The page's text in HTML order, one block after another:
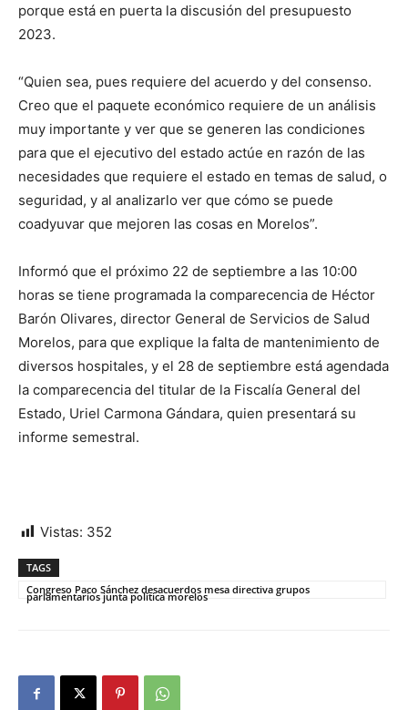
porque está en puerta la discusión del presupuesto
2023.
“Quien sea, pues requiere del acuerdo y del consenso.
Creo que el paquete económico requiere de un análisis
muy importante y ver que se generen las condiciones
para que el ejecutivo del estado actúe en razón de las
necesidades que requiere el estado en temas de salud, o
seguridad, y al analizarlo ver que cómo se puede
coadyuvar que mejoren las cosas en Morelos”.
Informó que el próximo 22 de septiembre a las 10:00
horas se tiene programada la comparecencia de Héctor
Barón Olivares, director General de Servicios de Salud
Morelos, para que explique la falta de mantenimiento de
diversos hospitales, y el 28 de septiembre está agendada
la comparecencia del titular de la Fiscalía General del
Estado, Uriel Carmona Gándara, quien presentará su
informe semestral.
Vistas: 352
TAGS
Congreso Paco Sánchez desacuerdos mesa directiva grupos
parlamentarios junta política morelos